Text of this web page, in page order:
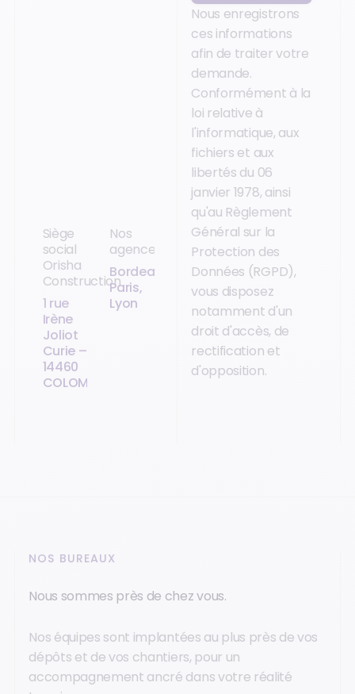
Siège
social
Orisha
Construction
1 rue
Irène
Joliot
Curie –
14460
COLOMBELLES
Nos
agences
Bordeaux,
Paris,
Lyon
Nous enregistrons
ces informations
afin de traiter votre
demande.
Conformément à la
loi relative à
l'informatique, aux
fichiers et aux
libertés du 06
janvier 1978, ainsi
qu'au Règlement
Général sur la
Protection des
Données (RGPD),
vous disposez
notamment d'un
droit d'accès, de
rectification et
d'opposition.
NOS BUREAUX
Nous sommes près de chez vous.
Nos équipes sont implantées au plus près de vos
dépôts et de vos chantiers, pour un
accompagnement ancré dans votre réalité